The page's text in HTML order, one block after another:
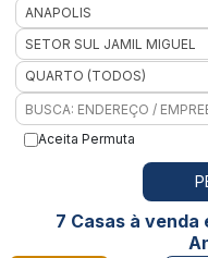
ANAPOLIS
SETOR SUL JAMIL MIGUEL
QUARTO (TODOS)
Aceita Permuta
7 Casas à venda